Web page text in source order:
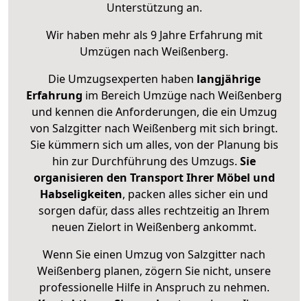
Unterstützung an.
Wir haben mehr als 9 Jahre Erfahrung mit
Umzügen nach Weißenberg.
Die Umzugsexperten haben langjährige
Erfahrung im Bereich Umzüge nach Weißenberg
und kennen die Anforderungen, die ein Umzug
von Salzgitter nach Weißenberg mit sich bringt.
Sie kümmern sich um alles, von der Planung bis
hin zur Durchführung des Umzugs. Sie
organisieren den Transport Ihrer Möbel und
Habseligkeiten, packen alles sicher ein und
sorgen dafür, dass alles rechtzeitig an Ihrem
neuen Zielort in Weißenberg ankommt.
Wenn Sie einen Umzug von Salzgitter nach
Weißenberg planen, zögern Sie nicht, unsere
professionelle Hilfe in Anspruch zu nehmen.